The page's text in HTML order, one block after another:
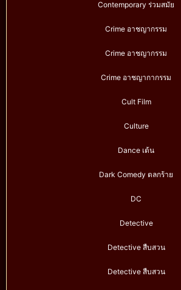
Contemporary ร่วมสมัย
Crime อาชญากรรม
Crime อาชญากรรม
Crime อาชญากากรรม
Cult Film
Culture
Dance เต้น
Dark Comedy ตลกร้าย
DC
Detective
Detective สืบสวน
Detective สืบสวน